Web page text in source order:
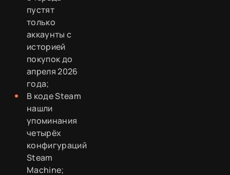
пустят
только
аккаунты с
историей
покупок до
апреля 2026
года;
В коде Steam
нашли
упоминания
четырёх
конфигураций
Steam
Machine;